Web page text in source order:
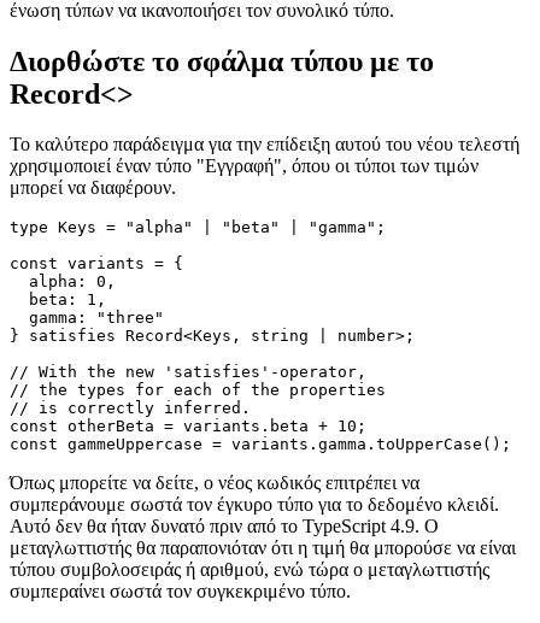
Με την έκδοση 4.9, το TypeScript εισάγει έναν νέο τελεστή που
ευέλικτα τα μη ομοιογενή σύνολα τύπων επιτρέποντας σε μια
ένωση τύπων να ικανοποιήσει τον συνολικό τύπο.
Διορθώστε το σφάλμα τύπου με το
Record<>
χρησιμοποιεί έναν τύπο "Εγγραφή", όπου οι τύποι των τιμών
μπορεί να διαφέρουν.
type Keys = "alpha" | "beta" | "gamma";
const variants = {
  beta: 1,
  gamma: "three"
} satisfies Record<Keys, string | number>;
// With the new 'satisfies'-operator,
// the types for each of the properties
// is correctly inferred.
const otherBeta = variants.beta + 10;
Όπως μπορείτε να δείτε, ο νέος κωδικός επιτρέπει να
συμπεράνουμε σωστά τον έγκυρο τύπο για το δεδομένο κλειδί.
Αυτό δεν θα ήταν δυνατό πριν από το TypeScript 4.9. Ο